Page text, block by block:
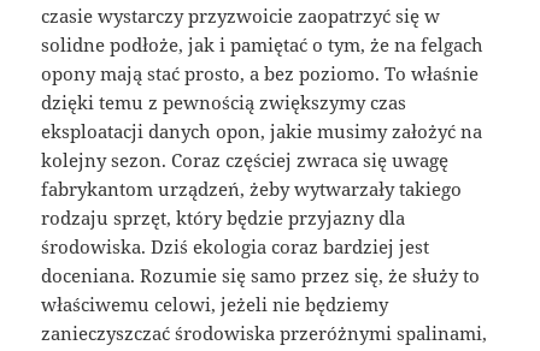
czasie wystarczy przyzwoicie zaopatrzyć się w
solidne podłoże, jak i pamiętać o tym, że na felgach
opony mają stać prosto, a bez poziomo. To właśnie
dzięki temu z pewnością zwiększymy czas
eksploatacji danych opon, jakie musimy założyć na
kolejny sezon. Coraz częściej zwraca się uwagę
fabrykantom urządzeń, żeby wytwarzały takiego
rodzaju sprzęt, który będzie przyjazny dla
środowiska. Dziś ekologia coraz bardziej jest
doceniana. Rozumie się samo przez się, że służy to
właściwemu celowi, jeżeli nie będziemy
zanieczyszczać środowiska przeróżnymi spalinami,